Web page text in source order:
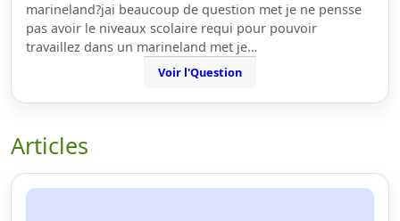
marineland?jai beaucoup de question met je ne pensse
pas avoir le niveaux scolaire requi pour pouvoir
travaillez dans un marineland met je…
Voir l'Question
Articles